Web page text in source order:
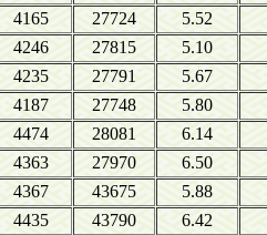
4165 27724 5.52
4246 27815 5.10
4235 27791 5.67
4187 27748 5.80
4474 28081 6.14
4363 27970 6.50
4367 43675 5.88
4435 43790 6.42